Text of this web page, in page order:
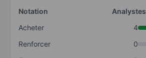
Notation
Analystes
Acheter
4
Renforcer
0